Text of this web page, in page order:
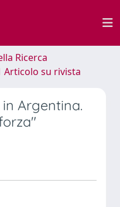
Ricerca
Articolo su rivista
Argentina.